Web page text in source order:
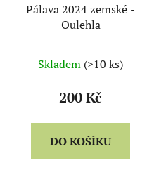
Pálava 2024 zemské -
Oulehla
Skladem (>10 ks)
200 Kč
DO KOŠÍKU